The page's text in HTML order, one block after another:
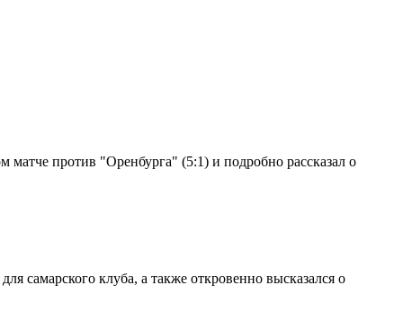
матче против "Оренбурга" (5:1) и подробно рассказал о
самарского клуба, а также откровенно высказался о